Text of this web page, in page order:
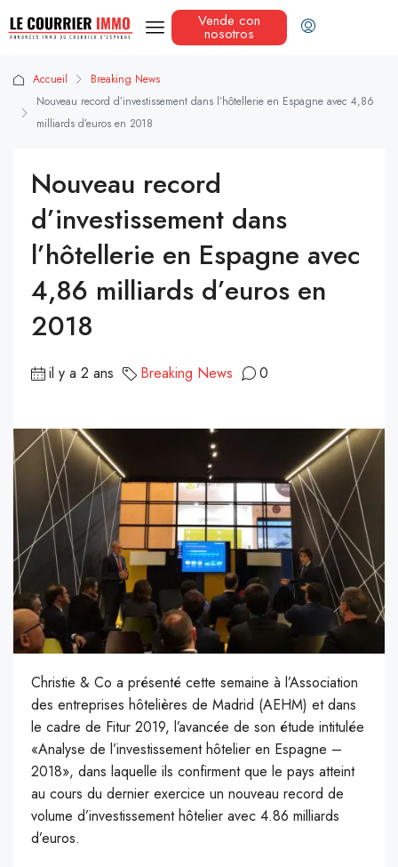
Vende con
nosotros
Accueil
Breaking News
Nouveau record d’investissement dans l’hôtellerie en Espagne avec 4,86
milliards d’euros en 2018
Nouveau record
d’investissement dans
l’hôtellerie en Espagne avec
4,86 milliards d’euros en
2018
il y a 2 ans Breaking News 0
Christie & Co a présenté cette semaine à l’Association
des entreprises hôtelières de Madrid (AEHM) et dans
le cadre de Fitur 2019, l’avancée de son étude intitulée
«Analyse de l’investissement hôtelier en Espagne –
2018», dans laquelle ils confirment que le pays atteint
au cours du dernier exercice un nouveau record de
volume d’investissement hôtelier avec 4.86 milliards
d’euros.